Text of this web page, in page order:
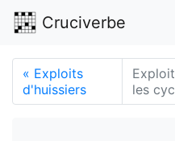
Cruciverbe
« Exploits
d'huissiers
les